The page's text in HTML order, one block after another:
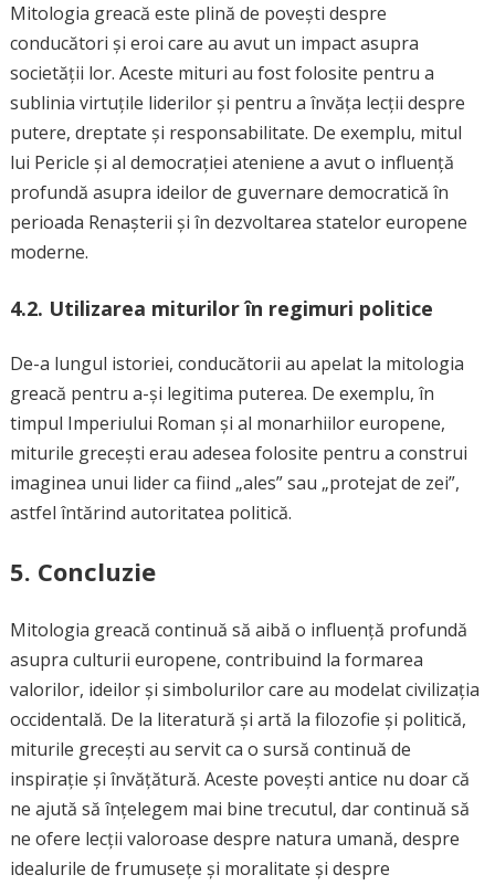
Mitologia greacă este plină de povești despre
conducători și eroi care au avut un impact asupra
societății lor. Aceste mituri au fost folosite pentru a
sublinia virtuțile liderilor și pentru a învăța lecții despre
putere, dreptate și responsabilitate. De exemplu, mitul
lui Pericle și al democrației ateniene a avut o influență
profundă asupra ideilor de guvernare democratică în
perioada Renașterii și în dezvoltarea statelor europene
moderne.
4.2. Utilizarea miturilor în regimuri politice
De-a lungul istoriei, conducătorii au apelat la mitologia
greacă pentru a-și legitima puterea. De exemplu, în
timpul Imperiului Roman și al monarhiilor europene,
miturile grecești erau adesea folosite pentru a construi
imaginea unui lider ca fiind „ales” sau „protejat de zei”,
astfel întărind autoritatea politică.
5. Concluzie
Mitologia greacă continuă să aibă o influență profundă
asupra culturii europene, contribuind la formarea
valorilor, ideilor și simbolurilor care au modelat civilizația
occidentală. De la literatură și artă la filozofie și politică,
miturile grecești au servit ca o sursă continuă de
inspirație și învățătură. Aceste povești antice nu doar că
ne ajută să înțelegem mai bine trecutul, dar continuă să
ne ofere lecții valoroase despre natura umană, despre
idealurile de frumusețe și moralitate și despre